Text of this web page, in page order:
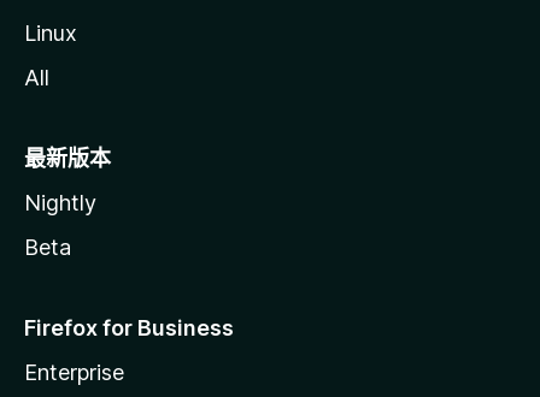
Linux
All
最新版本
Nightly
Beta
Firefox for Business
Enterprise